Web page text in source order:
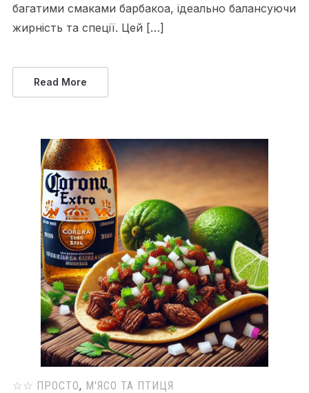
багатими смаками барбакоа, ідеально балансуючи
жирність та спеції. Цей […]
Read More
☆☆ ПРОСТО, М'ЯСО ТА ПТИЦЯ